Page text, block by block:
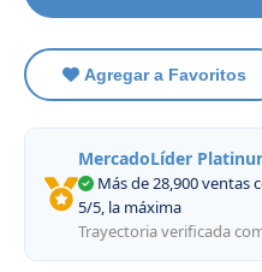
Agregar a Favoritos
MercadoLíder
Más de 28,900 ventas
5/5, la máxima
Trayectoria verificada